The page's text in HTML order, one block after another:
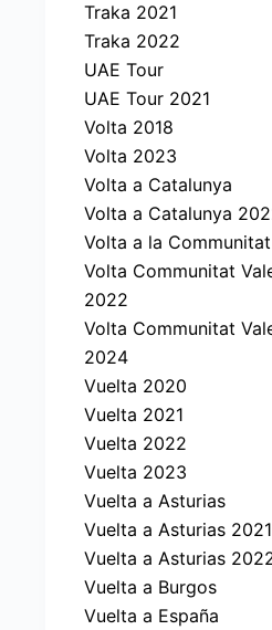
Traka 2021
Traka 2022
UAE Tour
UAE Tour 2021
Volta 2018
Volta 2023
Volta a Catalunya
Volta a Catalunya
Volta a la
Volta Communitat
2022
Volta Communitat
2024
Vuelta 2020
Vuelta 2021
Vuelta 2022
Vuelta 2023
Vuelta a Asturias
Vuelta a Asturias 2021
Vuelta a Asturias
Vuelta a Burgos
Vuelta a España